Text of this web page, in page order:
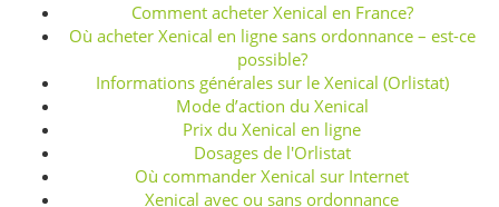
Comment acheter Xenical en France?
Où acheter Xenical en ligne sans ordonnance – est-ce
possible?
Informations générales sur le Xenical (Orlistat)
Mode d’action du Xenical
Prix du Xenical en ligne
Dosages de l'Orlistat
Où commander Xenical sur Internet
Xenical avec ou sans ordonnance